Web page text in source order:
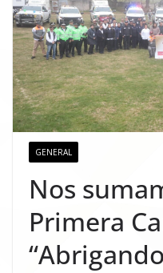
GENERAL
Nos
Primera